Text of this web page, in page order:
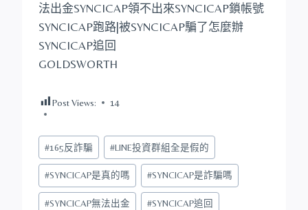
法出金SYNCICAP領不出來SYNCICAP鎖帳號
SYNCICAP跑路|被SYNCICAP騙了怎麼辦
SYNCICAP追回
GOLDSWORTH
Post Views: 14
Post
Tags:
#165反詐騙 #LINE投資群組全是假的
#SYNCICAP是真的嗎 #SYNCICAP是詐騙嗎
#SYNCICAP無法出金 #SYNCICAP追回